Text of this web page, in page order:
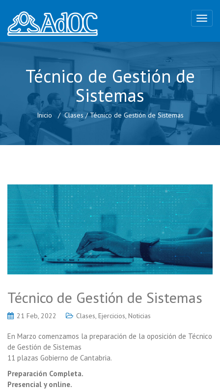
Técnico de Gestión de
Sistemas
Inicio Clases /Técnico de Gestión de Sistemas
Técnico de Gestión de Sistemas
21 Feb, 2022 Clases, Ejercicios, Noticias
En Marzo comenzamos la preparación de la oposición de Técnico
de Gestión de Sistemas
11 plazas Gobierno de Cantabria.
Preparación Completa.
Presencial y online.